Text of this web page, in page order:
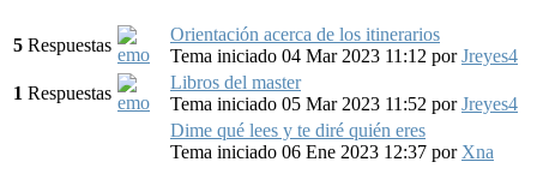
5 Respuestas
Orientación acerca de los itinerarios
Tema iniciado 04 Mar 2023 11:12 porJreyes4
1 Respuestas
Libros del master
Tema iniciado 05 Mar 2023 11:52 porJreyes4
Dime qué lees y te diré quién eres
Tema iniciado 06 Ene 2023 12:37 por Xna